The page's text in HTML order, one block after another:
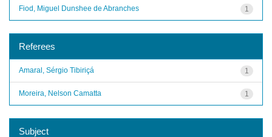
1
Fiod, Miguel Dunshee de Abranches
Referees
1
Amaral, Sérgio Tibiriçá
1
Moreira, Nelson Camatta
Subject